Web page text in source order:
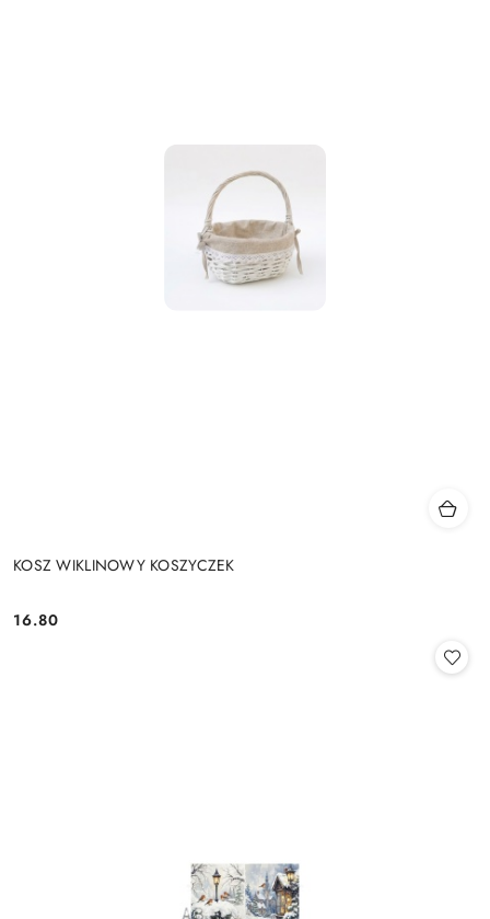
KOSZ WIKLINOWY KOSZYCZEK
Cena:
16.80